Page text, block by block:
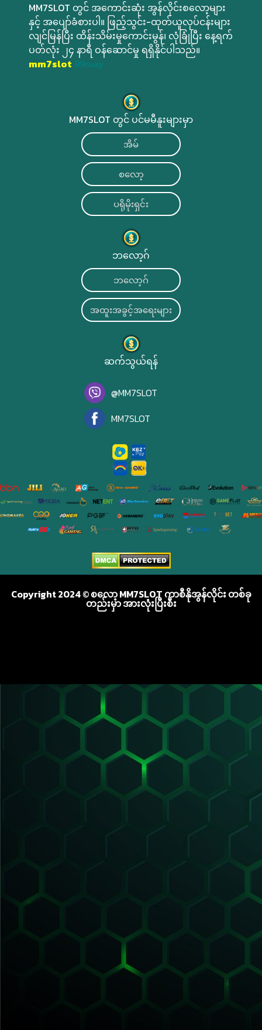
MM7SLOT တွင် အကောင်းဆုံး အွန်လိုင်းစလော့များ
နှင့် အပျော်ခံစားပါ။ ဖြည့်သွင်း-ထုတ်ယူလုပ်ငန်းများ
လျင်မြန်ပြီး ထိန်းသိမ်းမှုကောင်းမွန်၊ လုံခြုံပြီး နေ့ရက်
ပတ်လုံး ၂၄ နာရီ ဝန်ဆောင်မှု ရရှိနိုင်ပါသည်။
mm7slot 99ruay
MM7SLOT တွင် ပင်မမီနူးများမှာ
အိမ်
စလော့
ပရိုမိုးရှင်း
ဘလော့ဂ်
ဘလော့ဂ်
အထူးအခွင့်အရေးများ
ဆက်သွယ်ရန်
@MM7SLOT
MM7SLOT
Copyright 2024 © စလော့ MM7SLOT ကာစီနိုအွန်လိုင်း တစ်ခု
တည်းမှာ အားလုံးပြီးစီး